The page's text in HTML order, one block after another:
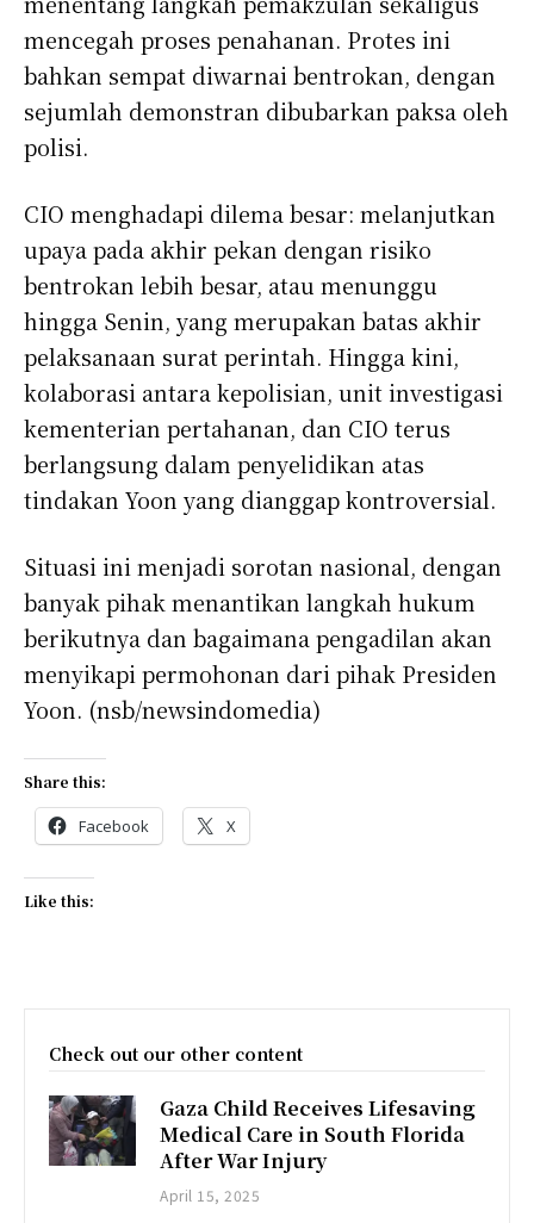
mencegah proses penahanan. Protes ini
bahkan sempat diwarnai bentrokan, dengan
sejumlah demonstran dibubarkan paksa oleh
polisi.
CIO menghadapi dilema besar: melanjutkan
upaya pada akhir pekan dengan risiko
bentrokan lebih besar, atau menunggu
hingga Senin, yang merupakan batas akhir
pelaksanaan surat perintah. Hingga kini,
kolaborasi antara kepolisian, unit investigasi
kementerian pertahanan, dan CIO terus
berlangsung dalam penyelidikan atas
tindakan Yoon yang dianggap kontroversial.
Situasi ini menjadi sorotan nasional, dengan
banyak pihak menantikan langkah hukum
berikutnya dan bagaimana pengadilan akan
menyikapi permohonan dari pihak Presiden
Yoon. (nsb/newsindomedia)
Share this:
Facebook X
Like this:
Check out our other content
Gaza Child Receives Lifesaving
Medical Care in South Florida
After War Injury
April 15, 2025